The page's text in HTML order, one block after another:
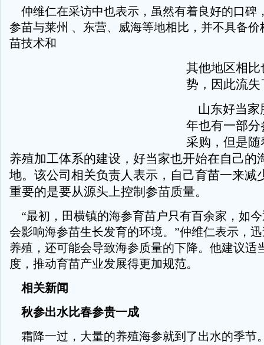
仲维仁在采访中也表示，虽然有着良好的口碑
参苗与莱州 、东营、威海等地相比，并不具备
苗技术和
其他地区相
势，因此流
山东好当家
年也有一部
采购，但是
养殖加工体系的建设，好当家也开始在自己的
地。该公司相关负责人表示，自己育苗一来减
重要的是要从源头上控制参苗质量。
“最初，田横镇的海参育苗户只有百余家，如
会影响海参苗生长发育的环境。”仲维仁表示，
养殖，还可能会导致海参质量的下降。他建议适
度，推动育苗产业发展得更加规范。
相关新闻
秋参出水比春参贵一成
霜降一过，大量的养殖海参就到了出水的季节